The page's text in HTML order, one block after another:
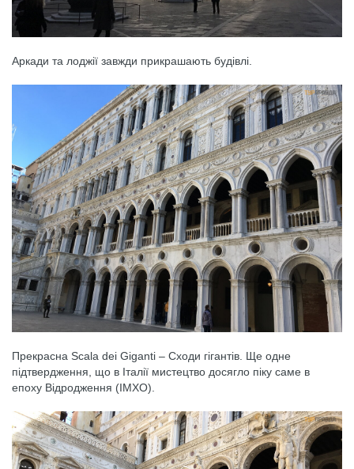
Аркади та лоджії завжди прикрашають будівлі.
Прекрасна Scala dei Giganti – Сходи гігантів. Ще одне
підтвердження, що в Італії мистецтво досягло піку саме в
епоху Відродження (ІМХО).